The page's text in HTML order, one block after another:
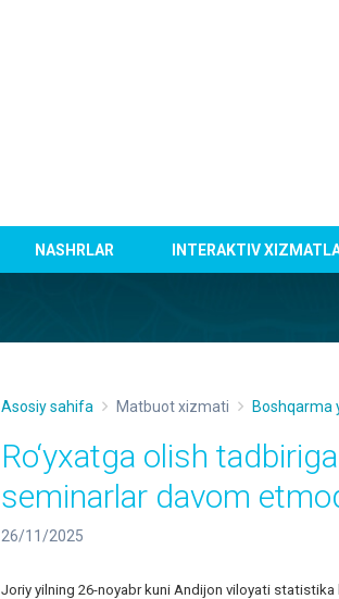
NASHRLAR INTERAKTIV
Asosiy sahifa Matbuot xizmati Boshqarma
Ro‘yxatga olish
seminarlar davom
26/11/2025
Joriy yilning 26-noyabr kuni Andijon viloyati statistika